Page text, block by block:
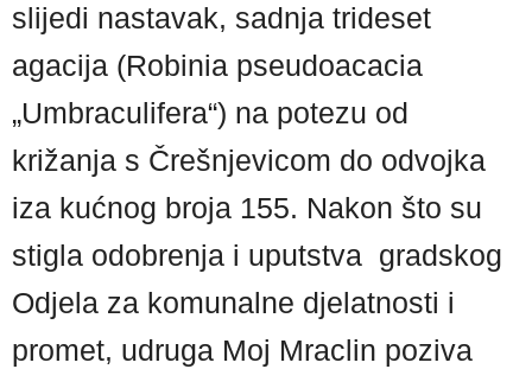
slijedi nastavak, sadnja trideset
agacija (Robinia pseudoacacia
„Umbraculifera“) na potezu od
križanja s Črešnjevicom do odvojka
iza kućnog broja 155. Nakon što su
stigla odobrenja i uputstva gradskog
Odjela za komunalne djelatnosti i
promet, udruga Moj Mraclin poziva